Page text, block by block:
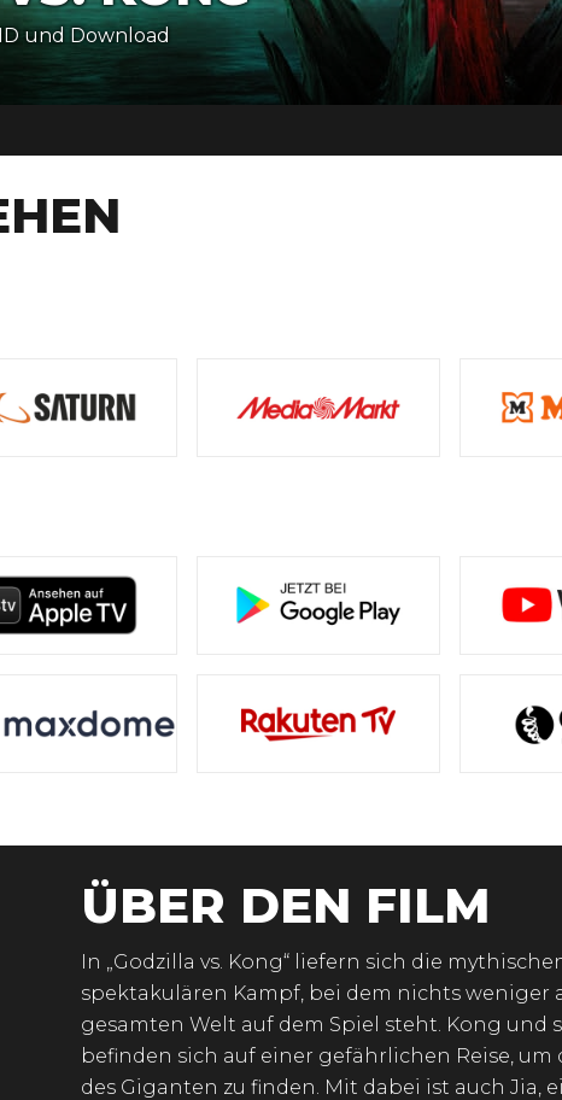
und Download
ÜBER DEN FILM
In „Godzilla vs. Kong“ liefern sich die
spektakulären Kampf, bei dem nichts weniger
gesamten Welt auf dem Spiel steht. Kong und
befinden sich auf einer gefährlichen Reise, um
des Giganten zu finden. Mit dabei ist auch Jia,